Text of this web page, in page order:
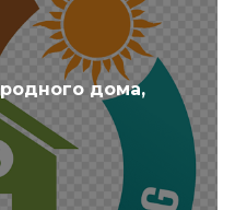
дома,